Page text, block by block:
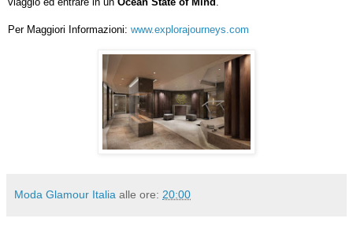
Per Maggiori Informazioni: www.explorajourneys.com
Moda Glamour Italia alle ore: 20:00